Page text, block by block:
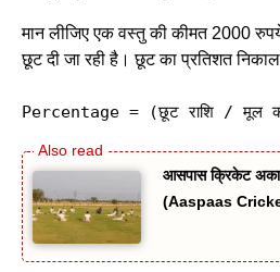
मान लीजिए एक वस्तु की कीमत 2000
छूट दी जा रही है। छूट का प्रतिशत
Percentage = (छूट राशि / मूल
आसपास क्रिकेट
(Aaspaas